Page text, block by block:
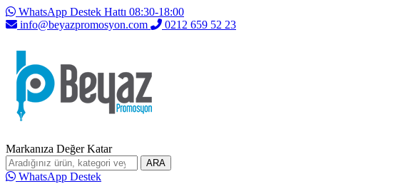
WhatsApp Destek Hattı 08:30-18:00
info@beyazpromosyon.com
0212 659 52 23
Markanıza Değer Katar
ARA
WhatsApp Destek